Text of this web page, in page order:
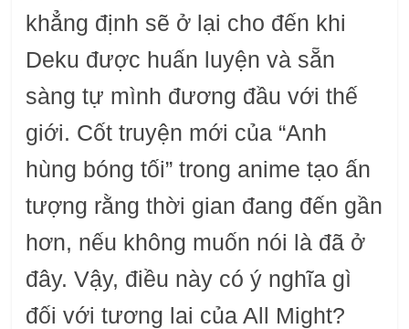
khẳng định sẽ ở lại cho đến khi
Deku được huấn luyện và sẵn
sàng tự mình đương đầu với thế
giới. Cốt truyện mới của “Anh
hùng bóng tối” trong anime tạo ấn
tượng rằng thời gian đang đến gần
hơn, nếu không muốn nói là đã ở
đây. Vậy, điều này có ý nghĩa gì
đối với tương lai của All Might?